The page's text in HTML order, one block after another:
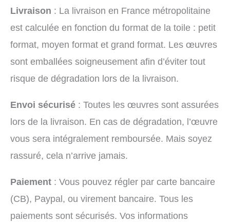
Livraison : La livraison en France métropolitaine
est calculée en fonction du format de la toile : petit
format, moyen format et grand format. Les œuvres
sont emballées soigneusement afin d’éviter tout
risque de dégradation lors de la livraison.
Envoi sécurisé : Toutes les œuvres sont assurées
lors de la livraison. En cas de dégradation, l’œuvre
vous sera intégralement remboursée. Mais soyez
rassuré, cela n’arrive jamais.
Paiement : Vous pouvez régler par carte bancaire
(CB), Paypal, ou virement bancaire. Tous les
paiements sont sécurisés. Vos informations